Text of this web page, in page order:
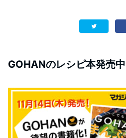
GOHANのレシピ本発売中